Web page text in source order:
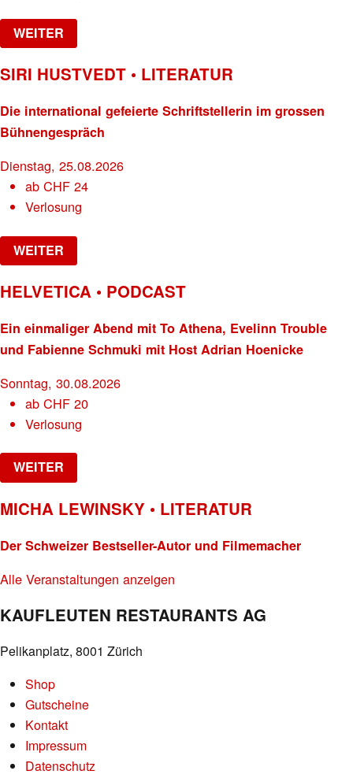
WEITER
SIRI HUSTVEDT • LITERATUR
Die international gefeierte Schriftstellerin im grossen
Bühnengespräch
Dienstag, 25.08.2026
abCHF 24
Verlosung
WEITER
HELVETICA • PODCAST
Ein einmaliger Abend mit To Athena, Evelinn Trouble
und Fabienne Schmuki mit Host Adrian Hoenicke
Sonntag, 30.08.2026
abCHF 20
Verlosung
WEITER
MICHA LEWINSKY • LITERATUR
Der Schweizer Bestseller-Autor und Filmemacher
Alle Veranstaltungen anzeigen
KAUFLEUTEN RESTAURANTS AG
Pelikanplatz, 8001 Zürich
Shop
Gutscheine
Kontakt
Impressum
Datenschutz